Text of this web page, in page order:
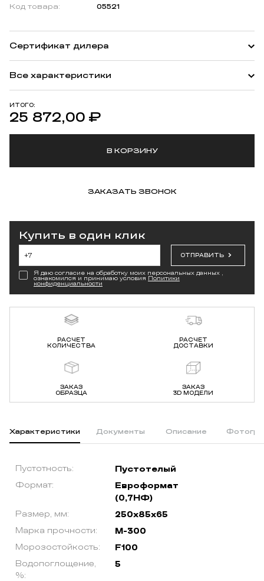
ИТОГО:
25 872,00 ₽
В КОРЗИНУ
ЗАКАЗАТЬ ЗВОНОК
Код товара:
05521
Все характеристики
Сертификат дилера
Купить в один клик
ОТПРАВИТЬ
Я даю согласие на обработку моих персональных данных ,
ознакомился и принимаю условия Политики
конфиденциальности
РАСЧЕТ
КОЛИЧЕСТВА
РАСЧЕТ
ДОСТАВКИ
ЗАКАЗ
ОБРАЗЦА
ЗАКАЗ
3D МОДЕЛИ
Характеристики Документы Описание
Пустотность: Пустотелый
Формат:
Евроформат
(0,7НФ)
Размер, мм: 250х85х65
Марка прочности: М-300
Морозостойкость: F100
Водопоглощение,
%:
5